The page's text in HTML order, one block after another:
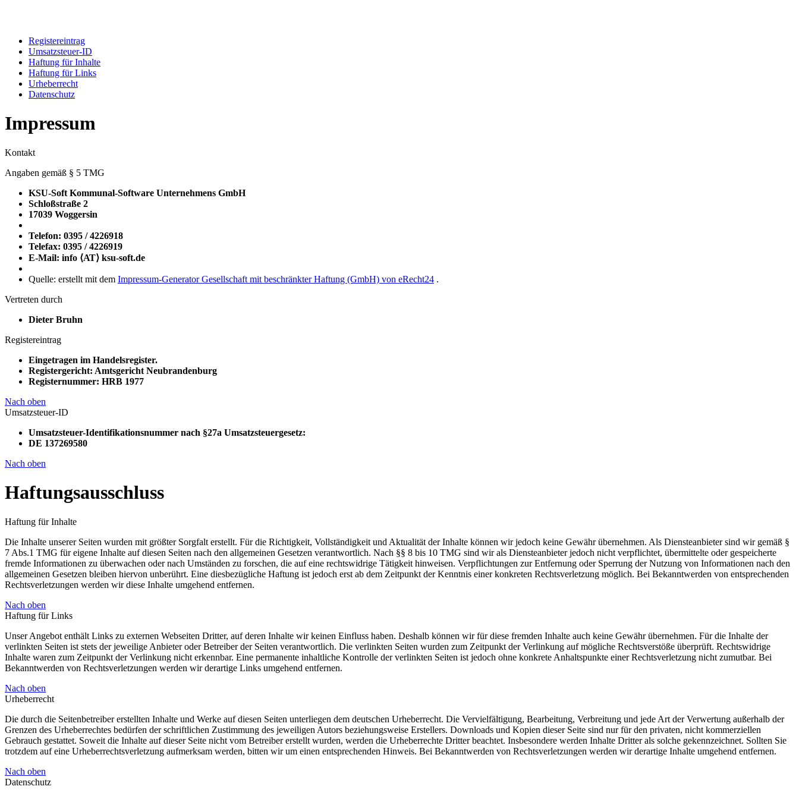
Registereintrag
Umsatzsteuer-ID
Haftung für Inhalte
Haftung für Links
Urheberrecht
Datenschutz
Impressum
Kontakt
Angaben gemäß § 5 TMG
KSU-Soft Kommunal-Software Unternehmens GmbH
Schloßstraße 2
17039 Woggersin
Telefon: 0395 / 4226918
Telefax: 0395 / 4226919
E-Mail: info ⟨ΑΤ⟩ ksu-soft.de
Quelle: erstellt mit dem Impressum-Generator Gesellschaft mit beschränkter Haftung (GmbH) von eRecht24 .
Vertreten durch
Dieter Bruhn
Registereintrag
Eingetragen im Handelsregister.
Registergericht: Amtsgericht Neubrandenburg
Registernummer: HRB 1977
Nach oben
Umsatzsteuer-ID
Umsatzsteuer-Identifikationsnummer nach §27a Umsatzsteuergesetz:
DE 137269580
Nach oben
Haftungsausschluss
Haftung für Inhalte
Die Inhalte unserer Seiten wurden mit größter Sorgfalt erstellt. Für die Richtigkeit, Vollständigkeit und Aktualität der Inhalte können wir jedoch keine Gewähr übernehmen. Als Diensteanbieter sind wir gemäß §
7 Abs.1 TMG für eigene Inhalte auf diesen Seiten nach den allgemeinen Gesetzen verantwortlich. Nach §§ 8 bis 10 TMG sind wir als Diensteanbieter jedoch nicht verpflichtet, übermittelte oder gespeicherte
fremde Informationen zu überwachen oder nach Umständen zu forschen, die auf eine rechtswidrige Tätigkeit hinweisen. Verpflichtungen zur Entfernung oder Sperrung der Nutzung von Informationen nach den
allgemeinen Gesetzen bleiben hiervon unberührt. Eine diesbezügliche Haftung ist jedoch erst ab dem Zeitpunkt der Kenntnis einer konkreten Rechtsverletzung möglich. Bei Bekanntwerden von entsprechenden
Rechtsverletzungen werden wir diese Inhalte umgehend entfernen.
Nach oben
Haftung für Links
Unser Angebot enthält Links zu externen Webseiten Dritter, auf deren Inhalte wir keinen Einfluss haben. Deshalb können wir für diese fremden Inhalte auch keine Gewähr übernehmen. Für die Inhalte der
verlinkten Seiten ist stets der jeweilige Anbieter oder Betreiber der Seiten verantwortlich. Die verlinkten Seiten wurden zum Zeitpunkt der Verlinkung auf mögliche Rechtsverstöße überprüft. Rechtswidrige
Inhalte waren zum Zeitpunkt der Verlinkung nicht erkennbar. Eine permanente inhaltliche Kontrolle der verlinkten Seiten ist jedoch ohne konkrete Anhaltspunkte einer Rechtsverletzung nicht zumutbar. Bei
Bekanntwerden von Rechtsverletzungen werden wir derartige Links umgehend entfernen.
Nach oben
Urheberrecht
Die durch die Seitenbetreiber erstellten Inhalte und Werke auf diesen Seiten unterliegen dem deutschen Urheberrecht. Die Vervielfältigung, Bearbeitung, Verbreitung und jede Art der Verwertung außerhalb der
Grenzen des Urheberrechtes bedürfen der schriftlichen Zustimmung des jeweiligen Autors beziehungsweise Erstellers. Downloads und Kopien dieser Seite sind nur für den privaten, nicht kommerziellen
Gebrauch gestattet. Soweit die Inhalte auf dieser Seite nicht vom Betreiber erstellt wurden, werden die Urheberrechte Dritter beachtet. Insbesondere werden Inhalte Dritter als solche gekennzeichnet. Sollten Sie
trotzdem auf eine Urheberrechtsverletzung aufmerksam werden, bitten wir um einen entsprechenden Hinweis. Bei Bekanntwerden von Rechtsverletzungen werden wir derartige Inhalte umgehend entfernen.
Nach oben
Datenschutz